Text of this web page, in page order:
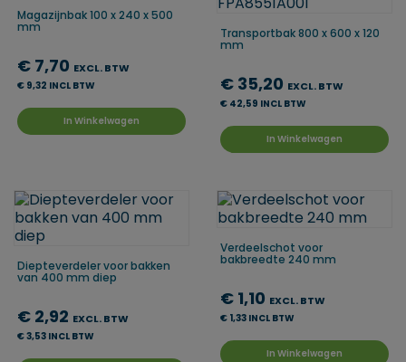
Magazijnbak 100 x 240 x 500
mm
€ 7,70 EXCL. BTW
€ 9,32 INCL BTW
In Winkelwagen
Transportbak 800 x 600 x 120
mm
€ 35,20 EXCL. BTW
€ 42,59 INCL BTW
In Winkelwagen
Diepteverdeler voor bakken
van 400 mm diep
€ 2,92 EXCL. BTW
€ 3,53 INCL BTW
Verdeelschot voor
bakbreedte 240 mm
€ 1,10 EXCL. BTW
€ 1,33 INCL BTW
In Winkelwagen